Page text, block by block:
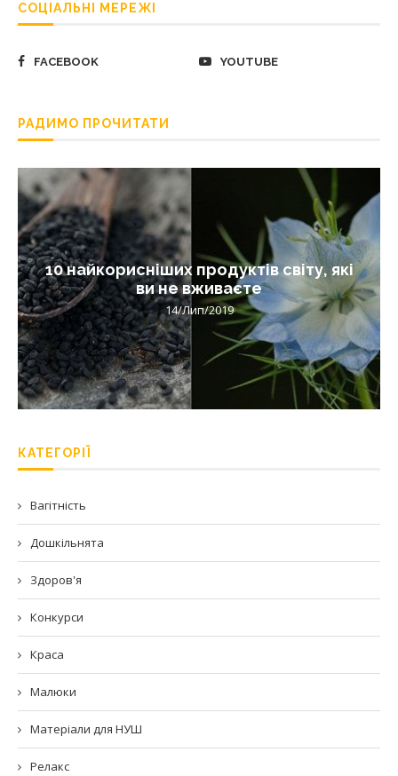
СОЦІАЛЬНІ МЕРЕЖІ
FACEBOOK YOUTUBE
РАДИМО ПРОЧИТАТИ
10 найкорисніших продуктів світу, які
ви не вживаєте
14/Лип/2019
КАТЕГОРІЇ
Вагітність
Дошкільнята
Здоров'я
Конкурси
Краса
Малюки
Матеріали для НУШ
Релакс